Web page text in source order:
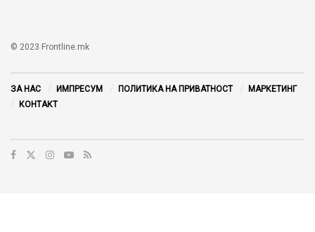
© 2023 Frontline.mk
ЗА НАС ИМПРЕСУМ ПОЛИТИКА НА ПРИВАТНОСТ
МАРКЕТИНГ
КОНТАКТ